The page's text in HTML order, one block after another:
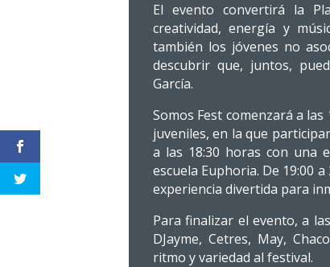
El evento convertirá la
creatividad, energía y
también los jóvenes no
descubrir que, juntos,
García.
Somos Fest comenzará a
juveniles, en la que
a las 18:30 horas con una
escuela Euphoria. De 19:00
experiencia divertida para
Para finalizar el evento, a
DJayme, Cetres, May,
ritmo y variedad al festival.